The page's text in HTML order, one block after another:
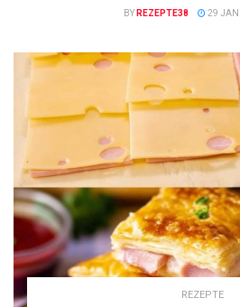
BY REZEPTE38 29
REZEPTE